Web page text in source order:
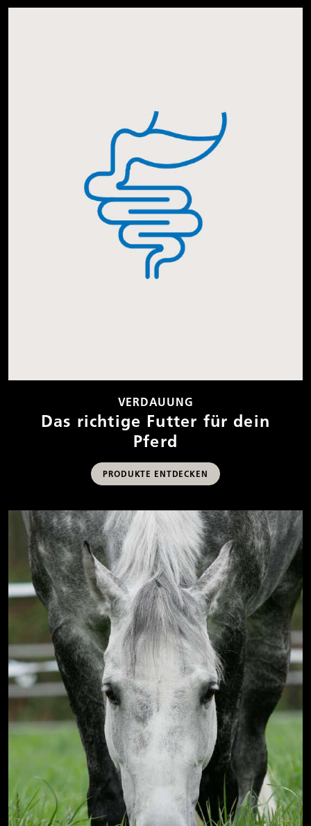
VERDAUUNG
Das richtige Futter für dein
Pferd
PRODUKTE ENTDECKEN